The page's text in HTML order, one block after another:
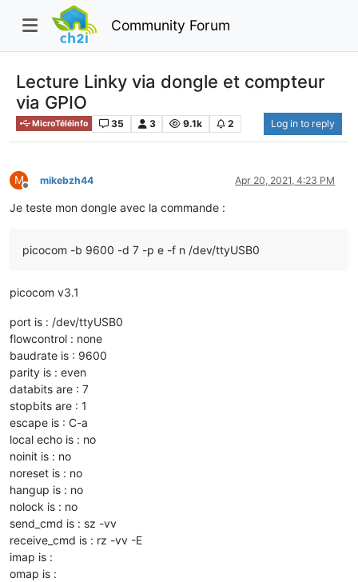
Community Forum
Lecture Linky via dongle et compteur
via GPIO
MicroTéléinfo 35 3 9.1k 2 Log in to reply
M
Offline
mikebzh44 Apr 20, 2021, 4:23 PM
Je teste mon dongle avec la commande :
picocom -b 9600 -d 7 -p e -f n /dev/ttyUSB0
picocom v3.1
port is : /dev/ttyUSB0
flowcontrol : none
baudrate is : 9600
parity is : even
databits are : 7
stopbits are : 1
escape is : C-a
local echo is : no
noinit is : no
noreset is : no
hangup is : no
nolock is : no
send_cmd is : sz -vv
receive_cmd is : rz -vv -E
imap is :
omap is :